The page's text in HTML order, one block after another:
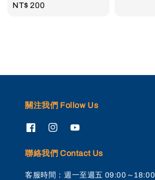
Regular
NT$ 200
關注我們 Follow Us
聯絡我們 Contact Us
客服時間：週一至週五 09:00～18:00